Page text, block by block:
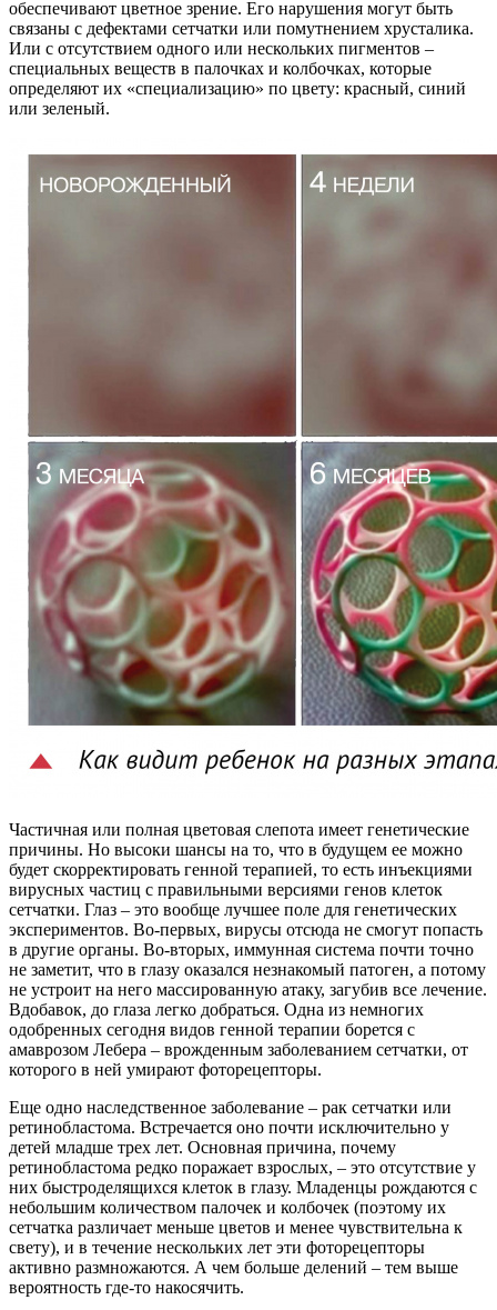
обеспечивают цветное зрение. Его нарушения могут быть
связаны с дефектами сетчатки или помутнением хрусталика.
Или с отсутствием одного или нескольких пигментов –
специальных веществ в палочках и колбочках, которые
определяют их «специализацию» по цвету: красный, синий
или зеленый.
Частичная или полная цветовая слепота имеет генетические
причины. Но высоки шансы на то, что в будущем ее можно
будет скорректировать генной терапией, то есть инъекциями
вирусных частиц с правильными версиями генов клеток
сетчатки. Глаз – это вообще лучшее поле для генетических
экспериментов. Во-первых, вирусы отсюда не смогут попасть
в другие органы. Во-вторых, иммунная система почти точно
не заметит, что в глазу оказался незнакомый патоген, а потому
не устроит на него массированную атаку, загубив все лечение.
Вдобавок, до глаза легко добраться. Одна из немногих
одобренных сегодня видов генной терапии борется с
амаврозом Лебера – врожденным заболеванием сетчатки, от
которого в ней умирают фоторецепторы.
Еще одно наследственное заболевание – рак сетчатки или
ретинобластома. Встречается оно почти исключительно у
детей младше трех лет. Основная причина, почему
ретинобластома редко поражает взрослых, – это отсутствие у
них быстроделящихся клеток в глазу. Младенцы рождаются с
небольшим количеством палочек и колбочек (поэтому их
сетчатка различает меньше цветов и менее чувствительна к
свету), и в течение нескольких лет эти фоторецепторы
активно размножаются. А чем больше делений – тем выше
вероятность где-то накосячить.